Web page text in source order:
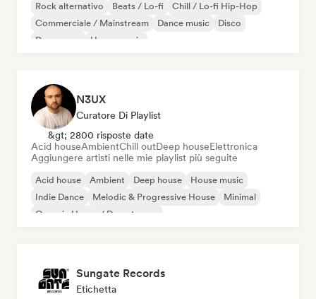
Rock alternativo Beats / Lo-fi
Chill / Lo-fi Hip-Hop
Commerciale / Mainstream
Dance music
Disco
Dream pop
House music
N3UX
Curatore Di Playlist
&gt; 2800 risposte date
Acid houseAmbientChill outDeep houseElettronica
Aggiungere artisti nelle mie playlist più seguite
Acid house Ambient Deep house
House music
Indie Dance
Melodic & Progressive House
Minimal
Organic House / Downtempo
Sungate Records
Etichetta